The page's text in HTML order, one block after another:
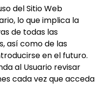
del Sitio Web
lo que implica la
de todas las
así como de las
en el futuro.
al Usuario revisar
cada vez que acceda